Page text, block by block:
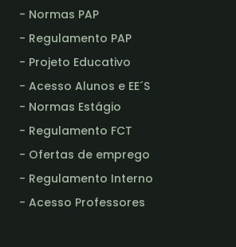
- Normas PAP
- Regulamento PAP
- Projeto Educativo
- Acesso Alunos e EE´S
- Normas Estágio
- Regulamento FCT
- Ofertas de emprego
- Regulamento Interno
- Acesso Professores